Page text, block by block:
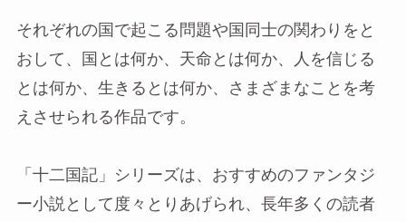
それぞれの国で起こる問題や国同士の関わりをと
おして、国とは何か、天命とは何か、人を信じる
とは何か、生きるとは何か、さまざまなことを考
えさせられる作品です。
「十二国記」シリーズは、おすすめのファンタジ
ー小説として度々とりあげられ、長年多くの読者